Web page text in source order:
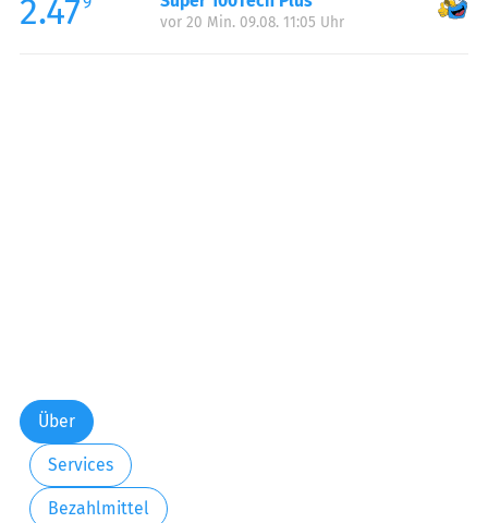
2.47 vor 20 Min. 09.08. 11:05 Uhr
Über
Services
Bezahlmittel